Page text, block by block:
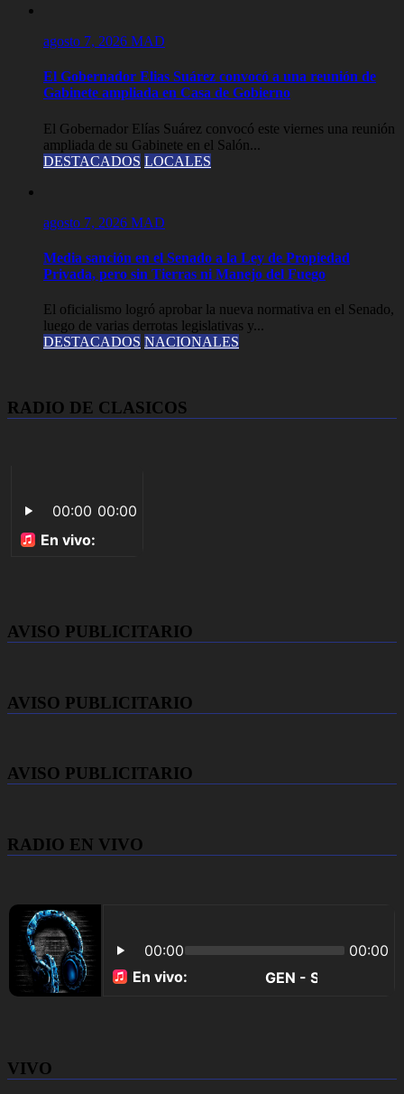
agosto 7, 2026 MAD
El Gobernador Elias Suárez convocó a una reunión de
Gabinete ampliada en Casa de Gobierno
El Gobernador Elías Suárez convocó este viernes una reunión
ampliada de su Gabinete en el Salón...
DESTACADOS LOCALES
agosto 7, 2026 MAD
Media sanción en el Senado a la Ley de Propiedad
Privada, pero sin Tierras ni Manejo del Fuego
El oficialismo logró aprobar la nueva normativa en el Senado,
luego de varias derrotas legislativas y...
DESTACADOS NACIONALES
RADIO DE CLASICOS
AVISO PUBLICITARIO
AVISO PUBLICITARIO
AVISO PUBLICITARIO
RADIO EN VIVO
VIVO